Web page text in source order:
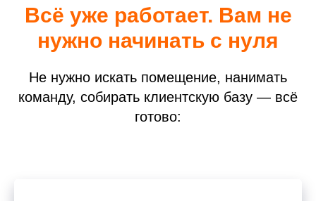
Всё уже работает. Вам не
нужно начинать с нуля
Не нужно искать помещение, нанимать
команду, собирать клиентскую базу — всё
готово: